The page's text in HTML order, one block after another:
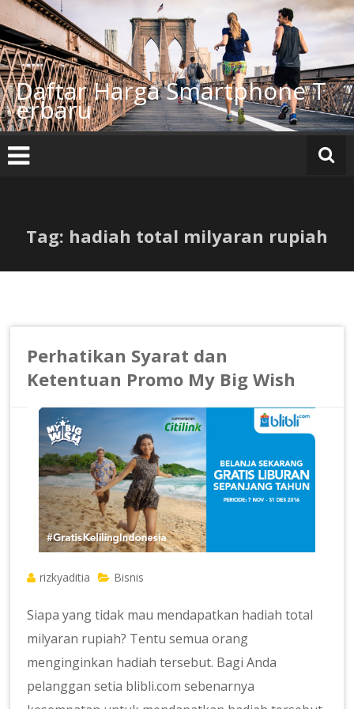
Lompat
ke
konten
Daftar Harga Smartphone T
erbaru
Tag: hadiah total milyaran rupiah
Perhatikan Syarat dan
Ketentuan Promo My Big Wish
rizkyaditia Bisnis
Siapa yang tidak mau mendapatkan hadiah total
milyaran rupiah? Tentu semua orang
menginginkan hadiah tersebut. Bagi Anda
pelanggan setia blibli.com sebenarnya